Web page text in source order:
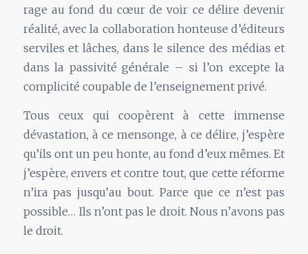
rage au fond du cœur de voir ce délire devenir
réalité, avec la collaboration honteuse d’éditeurs
serviles et lâches, dans le silence des médias et
dans la passivité générale – si l’on excepte la
complicité coupable de l’enseignement privé.
Tous ceux qui coopèrent à cette immense
dévastation, à ce mensonge, à ce délire, j’espère
qu’ils ont un peu honte, au fond d’eux mêmes. Et
j’espère, envers et contre tout, que cette réforme
n’ira pas jusqu’au bout. Parce que ce n’est pas
possible… Ils n’ont pas le droit. Nous n’avons pas
le droit.